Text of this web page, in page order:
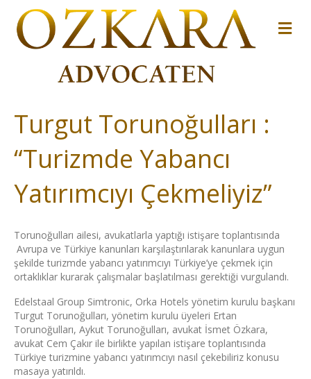
Turgut Torunoğulları :
“Turizmde Yabancı
Yatırımcıyı Çekmeliyiz”
Torunoğulları ailesi, avukatlarla yaptığı istişare toplantısında
Avrupa ve Türkiye kanunları karşılaştırılarak kanunlara uygun
şekilde turizmde yabancı yatırımcıyı Türkiye’ye çekmek için
ortaklıklar kurarak çalışmalar başlatılması gerektiği vurgulandı.
Edelstaal Group Simtronic, Orka Hotels yönetim kurulu başkanı
Turgut Torunoğulları, yönetim kurulu üyeleri Ertan
Torunoğulları, Aykut Torunoğulları, avukat İsmet Özkara,
avukat Cem Çakır ile birlikte yapılan istişare toplantısında
Türkiye turizmine yabancı yatırımcıyı nasıl çekebiliriz konusu
masaya yatırıldı.